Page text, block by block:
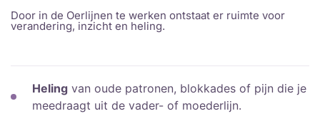
Door in de Oerlijnen te werken ontstaat er ruimte voor
verandering, inzicht en heling.
Heling van oude patronen, blokkades of pijn die je
meedraagt uit de vader- of moederlijn.